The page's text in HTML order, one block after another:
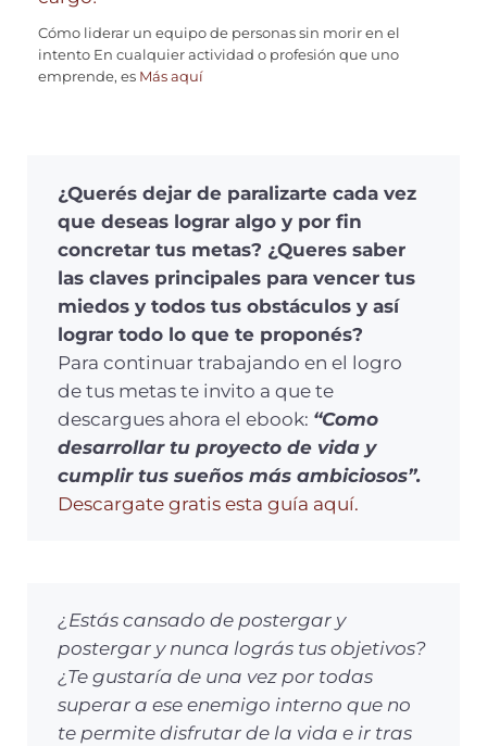
Cómo liderar un equipo de personas sin morir en el
intento En cualquier actividad o profesión que uno
emprende, es Más aquí
¿Querés dejar de paralizarte cada vez
que deseas lograr algo y por fin
concretar tus metas? ¿Queres saber
las claves principales para vencer tus
miedos y todos tus obstáculos y así
lograr todo lo que te proponés?
Para continuar trabajando en el logro
de tus metas te invito a que te
descargues ahora el ebook: “Como
desarrollar tu proyecto de vida y
cumplir tus sueños más ambiciosos”.
Descargate gratis esta guía aquí.
¿Estás cansado de postergar y
postergar y nunca lográs tus objetivos?
¿Te gustaría de una vez por todas
superar a ese enemigo interno que no
te permite disfrutar de la vida e ir tras